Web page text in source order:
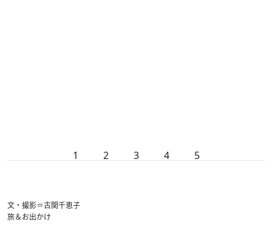
1 2 3 4 5
文・撮影＝古関千恵子
旅＆お出かけ